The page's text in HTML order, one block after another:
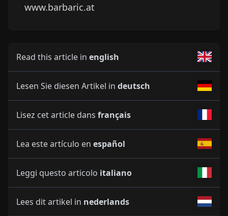
www.barbaric.at
Read this article in english
Lesen Sie diesen Artikel in deutsch
Lisez cet article dans français
Lea este artículo en español
Leggi questo articolo italiano
Lees dit artikel in nederlands